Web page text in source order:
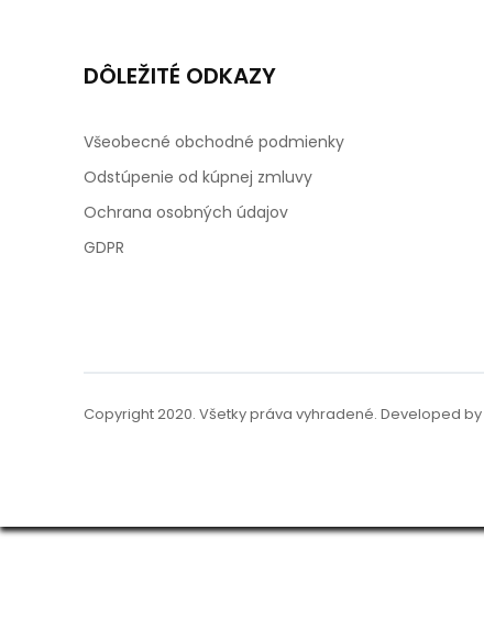
DÔLEŽITÉ ODKAZY
Všeobecné obchodné podmienky
Odstúpenie od kúpnej zmluvy
Ochrana osobných údajov
GDPR
Copyright 2020. Všetky práva vyhradené. Developed by